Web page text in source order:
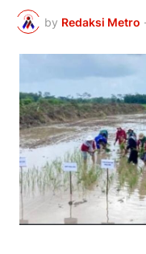
by Redaksi Metro